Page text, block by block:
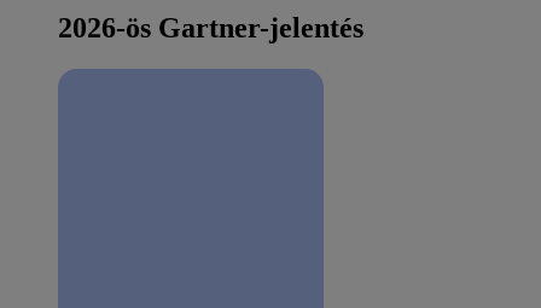
2026-ös Gartner-jelentés